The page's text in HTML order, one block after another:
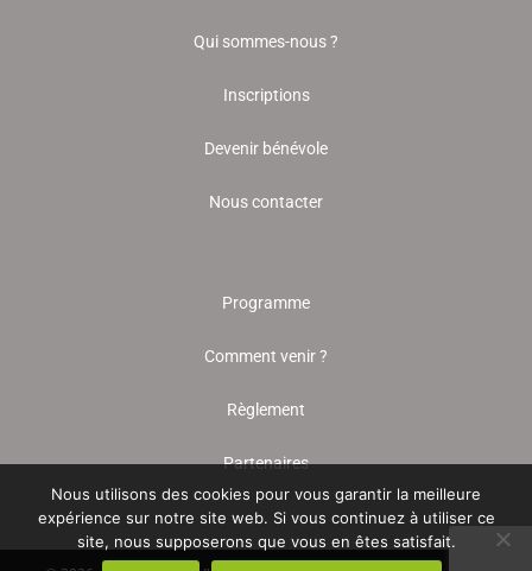
Qui sommes-nous ?
Inscriptions
Devenir bénévole
Nous contacter
Programme
Comment venir ?
Règlement
Partenaires
Nous utilisons des cookies pour vous garantir la meilleure
expérience sur notre site web. Si vous continuez à utiliser ce
site, nous supposerons que vous en êtes satisfait.